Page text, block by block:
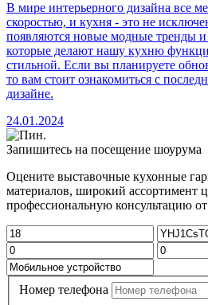
В мире интерьерного дизайна все
скоростью, и кухня - это не
появляются новые модные тренды
которые делают нашу кухню
стильной. Если вы планируете
то вам стоит ознакомиться с
дизайне.
24.01.2024
Запишитесь на посещение шоурума
Оцените выставочные кухонные
материалов, широкий ассортимент
профессиональную консультацию
Номер телефона